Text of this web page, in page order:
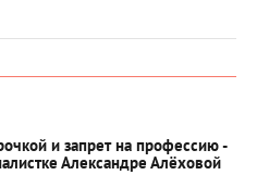
и запрет на профессию -
Александре Алёховой